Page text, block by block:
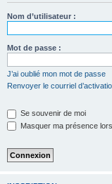
Nom d’utilisateur :
Mot de passe :
J’ai oublié mon mot de passe
Renvoyer le courriel
Se souvenir de moi
Masquer ma présence